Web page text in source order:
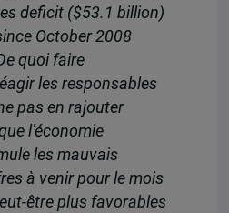
deficit ($53.1 billion)
October 2008
quoi faire
les responsables
pas en rajouter
l’économie
les mauvais
à venir pour le mois
être plus favorables